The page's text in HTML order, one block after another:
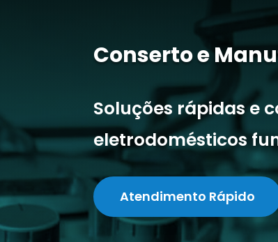
Conserto e
Soluções rápidas e
eletrodomésticos
Atendimento Rápido